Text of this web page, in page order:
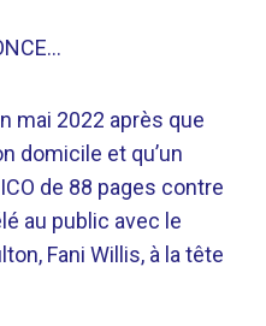
mai 2022 après que
domicile et qu’un
de 88 pages contre
au public avec le
Fani Willis, à la tête